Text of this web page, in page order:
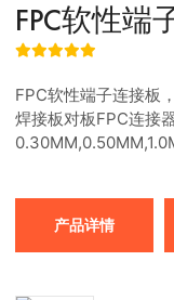
FPC软性端
FPC软性端子连接板
焊接板对板FPC连接
产品详情